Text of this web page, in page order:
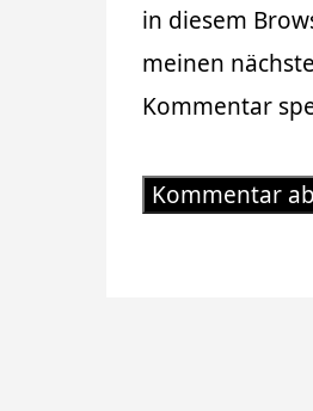
in diesem
meinen
Kommentar